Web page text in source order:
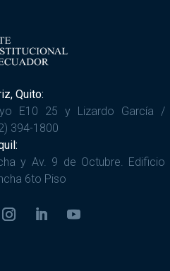
Quito:
E10 25 y Lizardo García /
394-1800
y Av. 9 de Octubre. Edificio
6to Piso